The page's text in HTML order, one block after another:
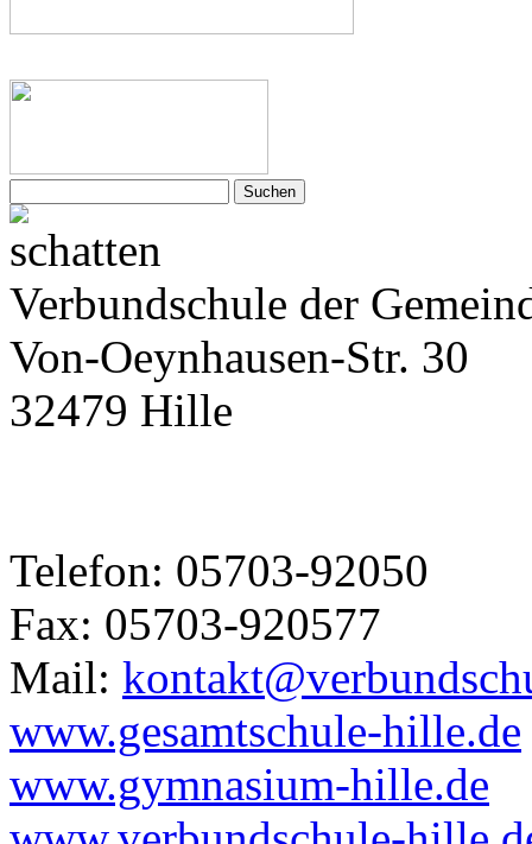
nach:
Verbundschule der
Von-Oeynhausen-Str. 30
32479 Hille
Telefon: 05703-92050
Fax: 05703-920577
Mail:
www.gesamtschule-hille.de
www.gymnasium-hille.de